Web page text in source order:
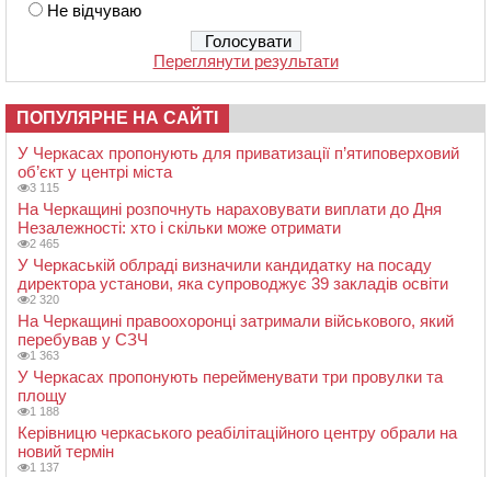
Не відчуваю
Переглянути результати
ПОПУЛЯРНЕ НА САЙТІ
У Черкасах пропонують для приватизації п’ятиповерховий
об’єкт у центрі міста
3 115
На Черкащині розпочнуть нараховувати виплати до Дня
Незалежності: хто і скільки може отримати
2 465
У Черкаській облраді визначили кандидатку на посаду
директора установи, яка супроводжує 39 закладів освіти
2 320
На Черкащині правоохоронці затримали військового, який
перебував у СЗЧ
1 363
У Черкасах пропонують перейменувати три провулки та
площу
1 188
Керівницю черкаського реабілітаційного центру обрали на
новий термін
1 137